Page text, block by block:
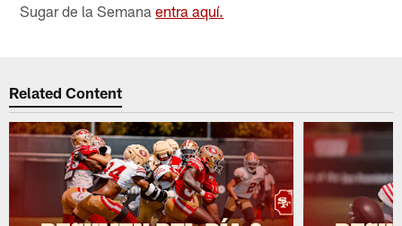
Sugar de la Semanaentra aquí.
Related Content